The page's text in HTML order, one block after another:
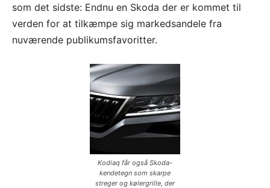
som det sidste: Endnu en Skoda der er kommet til
verden for at tilkæmpe sig markedsandele fra
nuværende publikumsfavoritter.
Kodiaq får også Skoda-
kendetegn som skarpe
streger og kølergrille, der